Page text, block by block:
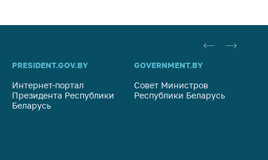
PRESIDENT.GOV.BY
Интернет-портал
Президента Республики
Беларусь
GOVERNMENT.BY
Совет Министров
Республики Беларусь